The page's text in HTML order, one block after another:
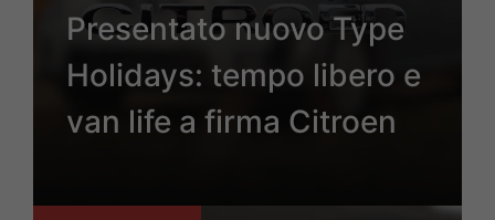
Presentato nuovo Type
Holidays: tempo libero e
van life a firma Citroen